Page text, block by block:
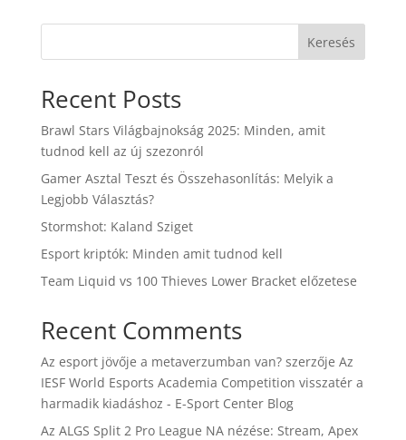
Keresés
Recent Posts
Brawl Stars Világbajnokság 2025: Minden, amit
tudnod kell az új szezonról
Gamer Asztal Teszt és Összehasonlítás: Melyik a
Legjobb Választás?
Stormshot: Kaland Sziget
Esport kriptók: Minden amit tudnod kell
Team Liquid vs 100 Thieves Lower Bracket előzetese
Recent Comments
Az esport jövője a metaverzumban van?szerzője Az
IESF World Esports Academia Competition visszatér a
harmadik kiadáshoz - E-Sport Center Blog
Az ALGS Split 2 Pro League NA nézése: Stream, Apex